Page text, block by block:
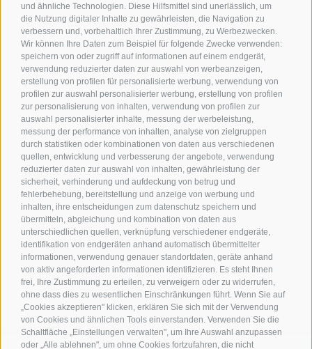
und ähnliche Technologien. Diese Hilfsmittel sind unerlässlich, um
die Nutzung digitaler Inhalte zu gewährleisten, die Navigation zu
verbessern und, vorbehaltlich Ihrer Zustimmung, zu Werbezwecken.
Wir können Ihre Daten zum Beispiel für folgende Zwecke verwenden:
speichern von oder zugriff auf informationen auf einem endgerät,
verwendung reduzierter daten zur auswahl von werbeanzeigen,
erstellung von profilen für personalisierte werbung, verwendung von
profilen zur auswahl personalisierter werbung, erstellung von profilen
zur personalisierung von inhalten, verwendung von profilen zur
auswahl personalisierter inhalte, messung der werbeleistung,
messung der performance von inhalten, analyse von zielgruppen
durch statistiken oder kombinationen von daten aus verschiedenen
quellen, entwicklung und verbesserung der angebote, verwendung
reduzierter daten zur auswahl von inhalten, gewährleistung der
sicherheit, verhinderung und aufdeckung von betrug und
fehlerbehebung, bereitstellung und anzeige von werbung und
inhalten, ihre entscheidungen zum datenschutz speichern und
übermitteln, abgleichung und kombination von daten aus
unterschiedlichen quellen, verknüpfung verschiedener endgeräte,
identifikation von endgeräten anhand automatisch übermittelter
informationen, verwendung genauer standortdaten, geräte anhand
von aktiv angeforderten informationen identifizieren. Es steht Ihnen
frei, Ihre Zustimmung zu erteilen, zu verweigern oder zu widerrufen,
ohne dass dies zu wesentlichen Einschränkungen führt. Wenn Sie auf
„Cookies akzeptieren" klicken, erklären Sie sich mit der Verwendung
von Cookies und ähnlichen Tools einverstanden. Verwenden Sie die
Schaltfläche „Einstellungen verwalten", um Ihre Auswahl anzupassen
oder „Alle ablehnen", um ohne Cookies fortzufahren, die nicht
Kontakt
Tourismusverein Terlan
Dr.-Weiser-Platz 2
I - 39018 Terlan BZ
Tel. +39 0471 257 165
info@terlan.info